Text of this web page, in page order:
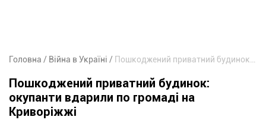
Головна Війна в Україні Пошкоджений приватний будинок: окупанти вдарили по громаді на Криворіжжі
Пошкоджений приватний будинок:
окупанти вдарили по громаді на
Криворіжжі